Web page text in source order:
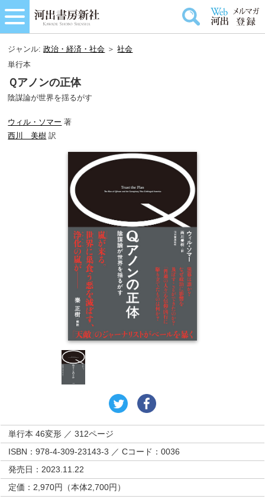
ジャンル:政治・経済・社会 ＞社会
単行本
Ｑアノンの正体
陰謀論が世界を揺るがす
ウィル・ソマー 著
西川 美樹 訳
単行本 46変形 ／ 312ページ
ISBN：978-4-309-23143-3 ／ Cコード：0036
発売日：2023.11.22
定価：2,970円（本体2,700円）